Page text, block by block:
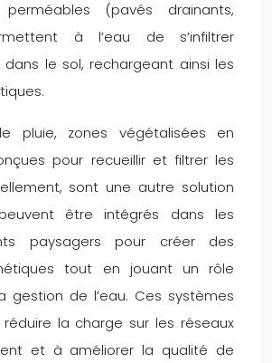
(pavés drainants,
à l’eau de s’infiltrer
le sol, rechargeant ainsi les
pluie, zones végétalisées en
pour recueillir et filtrer les
sont une autre solution
être intégrés dans les
paysagers pour créer des
tout en jouant un rôle
gestion de l’eau. Ces systèmes
la charge sur les réseaux
et à améliorer la qualité de